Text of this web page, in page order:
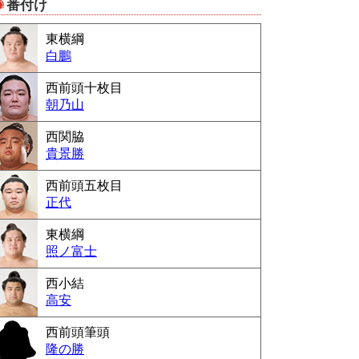
by livedoor 相互RSS
番付け
東横綱
白鵬
西前頭十枚目
朝乃山
西関脇
貴景勝
西前頭五枚目
正代
東横綱
照ノ富士
西小結
高安
西前頭筆頭
隆の勝